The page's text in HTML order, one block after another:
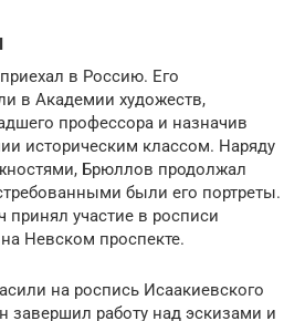
в Россию. Его
в Академии художеств,
профессора и назначив
историческим классом. Наряду
Брюллов продолжал
были его портреты.
участие в росписи
Невском проспекте.
на роспись Исаакиевского
завершил работу над эскизами и